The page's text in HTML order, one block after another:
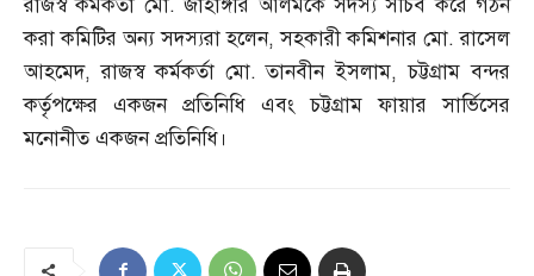
রাজস্ব কর্মকর্তা মো.জাহাঙ্গীর আলমকে সদস্য সচিব করে গঠন
করা কমিটির অন্য সদস্যরা হলেন,সহকারী কমিশনার মো.রাসেল
আহমেদ,রাজস্ব কর্মকর্তা মো.তানবীন ইসলাম,চট্টগ্রাম বন্দর
কর্তৃপক্ষের একজন প্রতিনিধি এবং চট্টগ্রাম ফায়ার সার্ভিসের
মনোনীত একজন প্রতিনিধি।